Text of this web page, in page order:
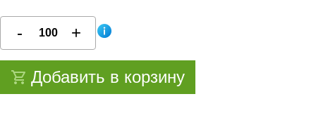
Добавить в корзину